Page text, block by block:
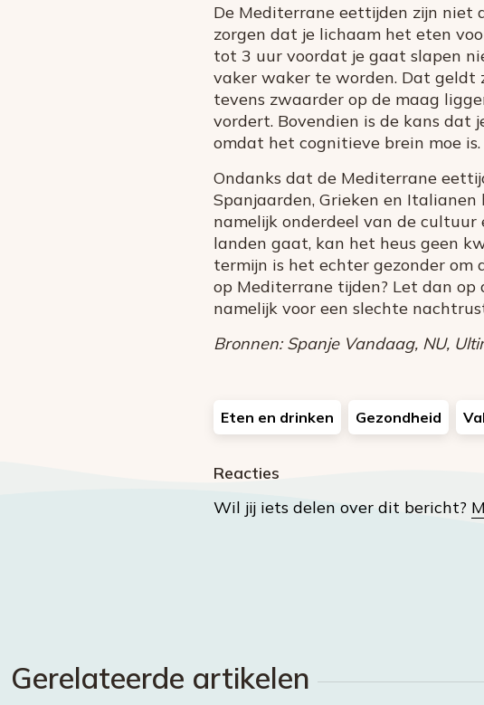
De Mediterrane eettijden zijn niet
zorgen dat je lichaam het eten
tot 3 uur voordat je gaat slapen
vaker waker te worden. Dat geldt
tevens zwaarder op de maag
vordert. Bovendien is de kans dat
omdat het cognitieve brein moe is.
Ondanks dat de Mediterrane
Spanjaarden, Grieken en
namelijk onderdeel van de
landen gaat, kan het heus geen
termijn is het echter gezonder om
op Mediterrane tijden? Let dan
namelijk voor een slechte
Bronnen: Spanje Vandaag, NU,
Eten en drinken Gezondheid
Reacties
Wil jij iets delen over dit bericht?
Gerelateerde artikelen